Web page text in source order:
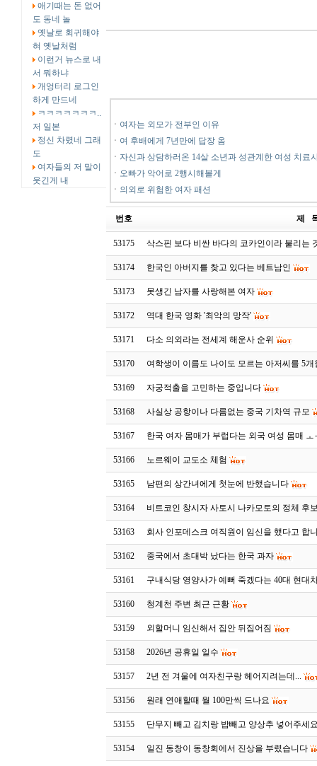
애기때는 돈 없어
도 동네 놀
옛날로 회귀해야
혀 옛날처럼
이런거 뉴스로 내
서 뭐하냐
개엉터리 로그인
하게 만드네
ㅋㅋㅋㅋㅋㅋㅋ..
저 일본
정신 차렸네 그래
도
여자들의 저 말이
웃긴게 내
ㆍ 여자는 외모가 전부인 이유
ㆍ 여 후배에게 7년만에 답장 옴
ㆍ 자신과 상담하러온 14살 소년과 성관계한 여성 치료
ㆍ 오빠가 악어로 2행시해볼게
ㆍ 의외로 위험한 여자 패션
번호 제
53175 삭스핀 보다 비싼 바다의 코카인이라 불리는
53174 한국인 아버지를 찾고 있다는 베트남인
53173 못생긴 남자를 사랑해본 여자
53172 역대 한국 영화 '최악의 망작'
53171 다소 의외라는 전세계 해운사 순위
53170 여학생이 이름도 나이도 모르는 아저씨를 5
53169 자궁적출을 고민하는 중입니다
53168 사실상 공항이나 다름없는 중국 기차역 규모
53167 한국 여자 몸매가 부럽다는 외국 여성 몸매 ㅗ
53166 노르웨이 교도소 체험
53165 남편의 상간녀에게 첫눈에 반했습니다
53164 비트코인 창시자 사토시 나카모토의 정체 후
53163 회사 인포데스크 여직원이 임신을 했다고 합
53162 중국에서 초대박 났다는 한국 과자
53161 구내식당 영양사가 예뻐 죽겠다는 40대 현대
53160 청계천 주변 최근 근황
53159 외할머니 임신해서 집안 뒤집어짐
53158 2026년 공휴일 일수
53157 2년 전 겨울에 여자친구랑 헤어지려는데...
53156 원래 연애할때 월 100만씩 드나요
53155 단무지 빼고 김치랑 밥빼고 양상추 넣어주세
53154 일진 동창이 동창회에서 진상을 부렸습니다